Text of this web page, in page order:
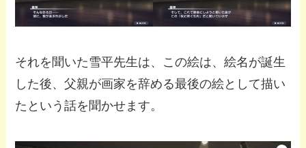
それを聞いた雪平先生は、この絵は、絵名が誕生
した後、父親が画家を辞める最後の絵として描い
たという話を聞かせます。